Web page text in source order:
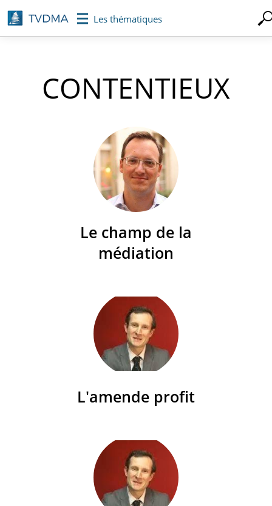
Aller
au
contenu
Les thématiques
CONTENTIEUX
Le champ de la
médiation
L'amende profit